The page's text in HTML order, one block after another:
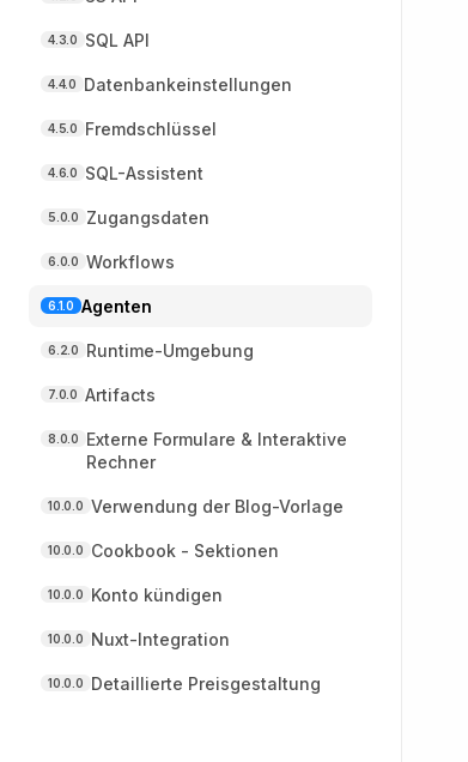
4.3.0 SQL API
4.4.0 Datenbankeinstellungen
4.5.0 Fremdschlüssel
4.6.0 SQL-Assistent
5.0.0 Zugangsdaten
6.0.0 Workflows
6.1.0 Agenten
6.2.0 Runtime-Umgebung
7.0.0 Artifacts
8.0.0
Externe Formulare & Interaktive
Rechner
10.0.0 Verwendung der Blog-Vorlage
10.0.0 Cookbook - Sektionen
10.0.0 Konto kündigen
10.0.0 Nuxt-Integration
10.0.0 Detaillierte Preisgestaltung